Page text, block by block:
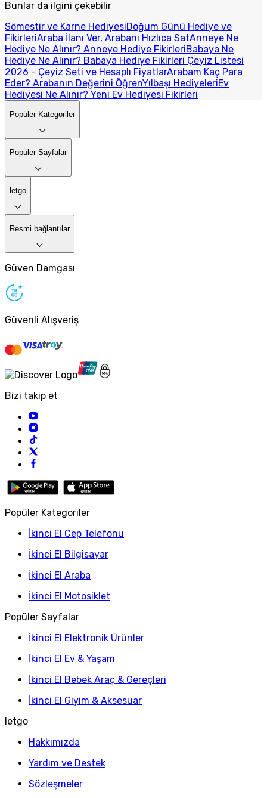
Bunlar da ilgini çekebilir
Sömestir ve Karne HediyesiDoğum Günü Hediye ve
FikirleriAraba İlanı Ver, Arabanı Hızlıca SatAnneye Ne
Hediye Ne Alınır? Anneye Hediye FikirleriBabaya Ne
Hediye Ne Alınır? Babaya Hediye Fikirleri Çeyiz Listesi
2026 - Çeyiz Seti ve Hesaplı FiyatlarArabam Kaç Para
Eder? Arabanın Değerini ÖğrenYılbaşı HediyeleriEv
Hediyesi Ne Alınır? Yeni Ev Hediyesi Fikirleri
Popüler Kategoriler
Popüler Sayfalar
letgo
Resmi bağlantılar
Güven Damgası
Güvenli Alışveriş
Bizi takip et
Popüler Kategoriler
İkinci El Cep Telefonu
İkinci El Bilgisayar
İkinci El Araba
İkinci El Motosiklet
Popüler Sayfalar
İkinci El Elektronik Ürünler
İkinci El Ev & Yaşam
İkinci El Bebek Araç & Gereçleri
İkinci El Giyim & Aksesuar
letgo
Hakkımızda
Yardım ve Destek
Sözleşmeler